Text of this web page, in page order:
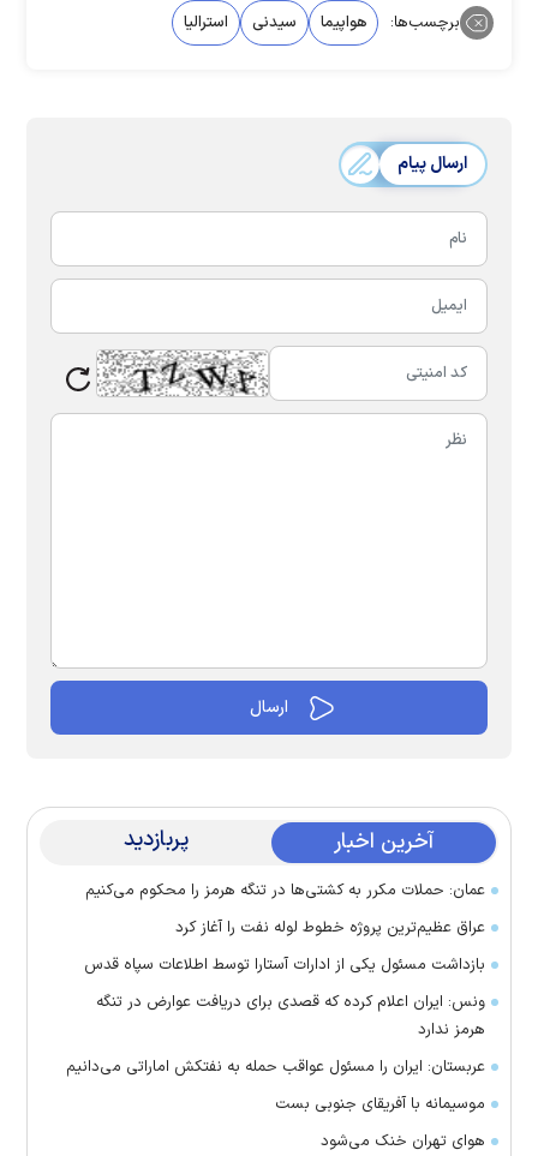
برچسب‌ها: هواپیما سیدنی استرالیا
ارسال پیام
آخرین اخبار پربازدید
عمان: حملات مکرر به کشتی‌ها در تنگه هرمز را محکوم می‌کنیم
عراق عظیم‌ترین پروژه خطوط لوله نفت را آغاز کرد
بازداشت مسئول یکی از ادارات آستارا توسط اطلاعات سپاه قدس
ونس: ایران اعلام کرده که قصدی برای دریافت عوارض در تنگه
هرمز ندارد
عربستان: ایران را مسئول عواقب حمله به نفتکش اماراتی می‌دانیم
موسیمانه با آفریقای جنوبی بست
هوای تهران خنک می‌شود